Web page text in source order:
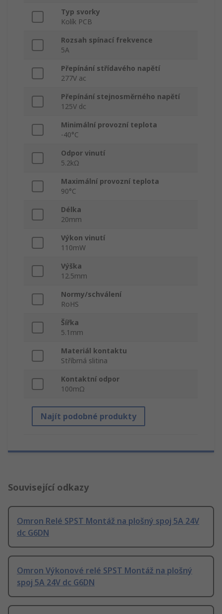
Typ svorky
Kolík PCB
Rozsah spínací frekvence
5A
Přepínání střídavého napětí
277V ac
Přepínání stejnosměrného napětí
125V dc
Minimální provozní teplota
-40°C
Odpor vinutí
5.2kΩ
Maximální provozní teplota
90°C
Délka
20mm
Výkon vinutí
110mW
Výška
12.5mm
Normy/schválení
RoHS
Šířka
5.1mm
Materiál kontaktu
Stříbrná slitina
Kontaktní odpor
100mΩ
Najít podobné produkty
Související odkazy
Omron Relé SPST Montáž na plošný spoj 5A 24V
dc G6DN
Omron Výkonové relé SPST Montáž na plošný
spoj 5A 24V dc G6DN